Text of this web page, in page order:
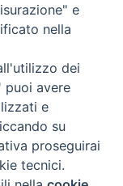
riservati - Vita
Torna
e
nella
dei
puoi avere
e
su
proseguirai
tecnici.